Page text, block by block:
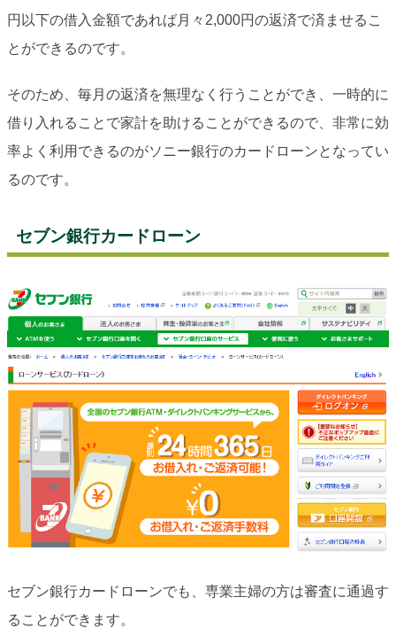
円以下の借入金額であれば月々2,000円の返済で済ませるこ
とができるのです。
そのため、毎月の返済を無理なく行うことができ、一時的に
借り入れることで家計を助けることができるので、非常に効
率よく利用できるのがソニー銀行のカードローンとなってい
るのです。
セブン銀行カードローン
セブン銀行カードローンでも、専業主婦の方は審査に通過す
ることができます。